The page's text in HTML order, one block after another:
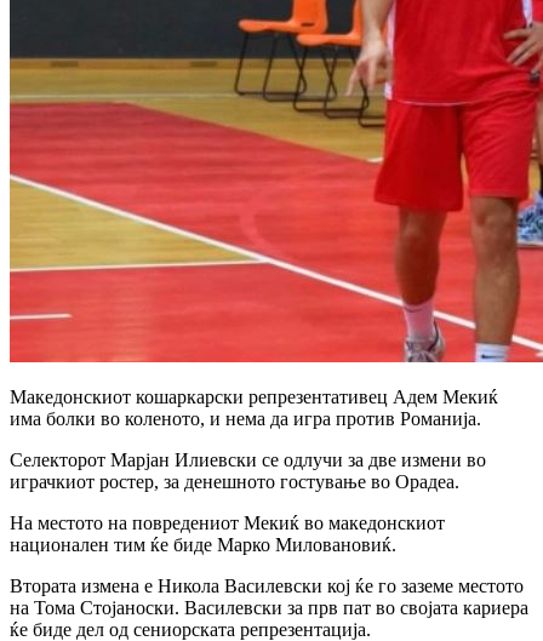
Македонскиот кошаркарски репрезентативец Адем Мекиќ
има болки во коленото, и нема да игра против Романија.
Селекторот Марјан Илиевски се одлучи за две измени во
играчкиот ростер, за денешното гостување во Орадеа.
На местото на повредениот Мекиќ во македонскиот
национален тим ќе биде Марко Миловановиќ.
Втората измена е Никола Василевски кој ќе го заземе местото
на Тома Стојаноски. Василевски за прв пат во својата кариера
ќе биде дел од сениорската репрезентација.